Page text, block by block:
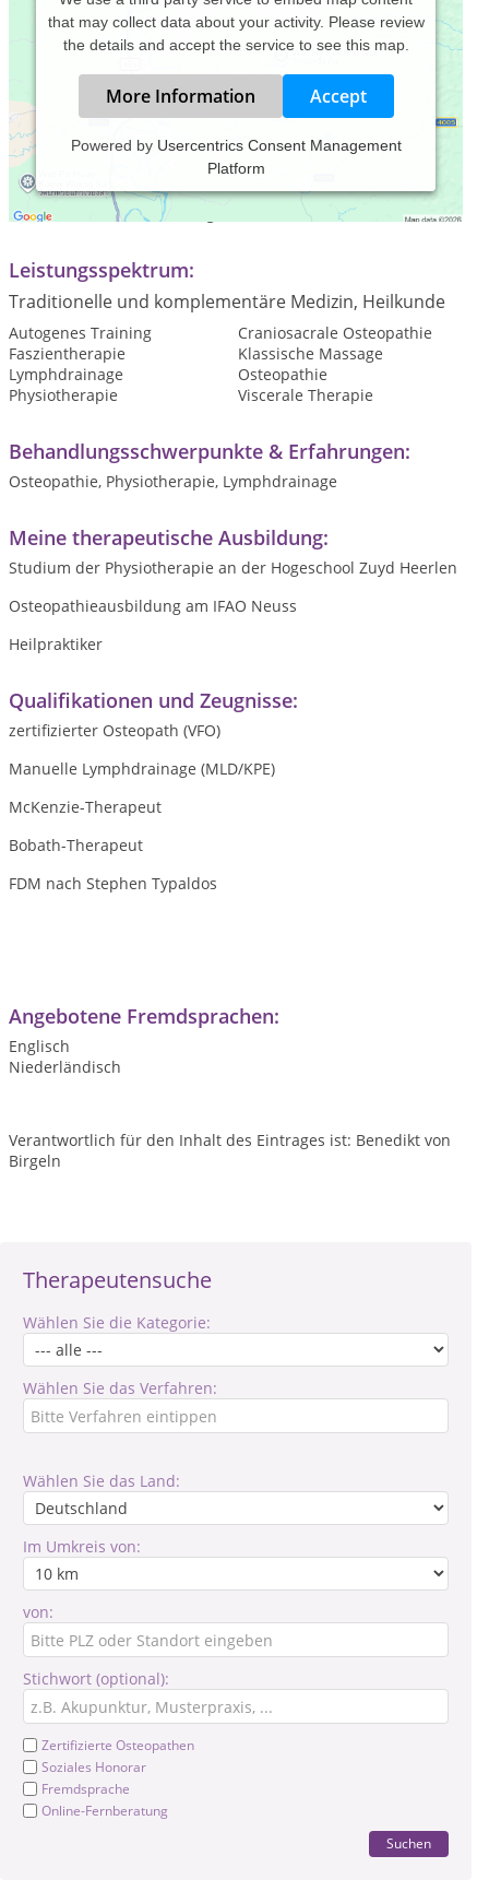
Therapeutensuche
Wählen Sie die Kategorie:
Wählen Sie das Verfahren:
Wählen Sie das Land:
Im Umkreis von:
von:
Stichwort (optional):
Zertifizierte Osteopathen
Soziales Honorar
Fremdsprache
Online-Fernberatung
Suchen
that may collect data about your activity. Please review
the details and accept the service to see this map.
More Information Accept
Powered by Usercentrics Consent Management
Platform
Praxiszeiten:
Termine nach Vereinbarung
Leistungsspektrum:
Traditionelle und komplementäre Medizin, Heilkunde
Autogenes Training
Craniosacrale Osteopathie
Faszientherapie
Klassische Massage
Lymphdrainage
Osteopathie
Physiotherapie
Viscerale Therapie
Behandlungsschwerpunkte & Erfahrungen:
Osteopathie, Physiotherapie, Lymphdrainage
Meine therapeutische Ausbildung:
Studium der Physiotherapie an der Hogeschool Zuyd Heerlen
Osteopathieausbildung am IFAO Neuss
Heilpraktiker
Qualifikationen und Zeugnisse:
zertifizierter Osteopath (VFO)
Manuelle Lymphdrainage (MLD/KPE)
McKenzie-Therapeut
Bobath-Therapeut
FDM nach Stephen Typaldos
Angebotene Fremdsprachen:
Englisch
Niederländisch
Verantwortlich für den Inhalt des Eintrages ist: Benedikt von
Birgeln